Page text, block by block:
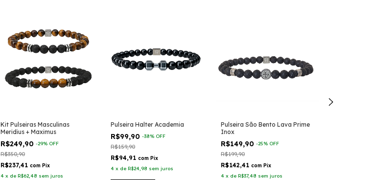
Kit Pulseiras Masculinas
Meridius + Maximus
R$249,90 -29% OFF
R$350,90
R$237,41 com Pix
4 x de R$62,48 sem juros
Pulseira Halter Academia
R$99,90 -38% OFF
R$159,90
R$94,91 com Pix
4 x de R$24,98 sem juros
Pulseira São Bento Lava Prime
Inox
R$149,90 -25% OFF
R$199,90
R$142,41 com Pix
4 x de R$37,48 sem juros